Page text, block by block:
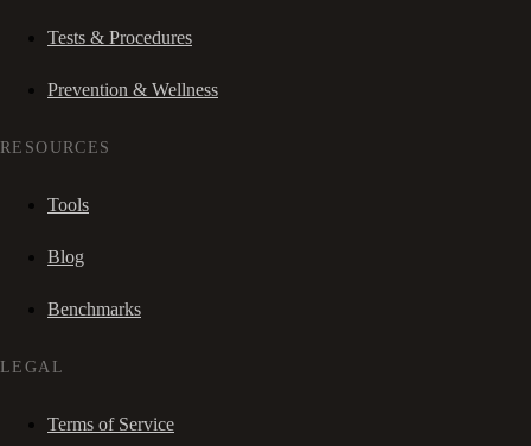
Tests & Procedures
Prevention & Wellness
RESOURCES
Tools
Blog
Benchmarks
LEGAL
Terms of Service